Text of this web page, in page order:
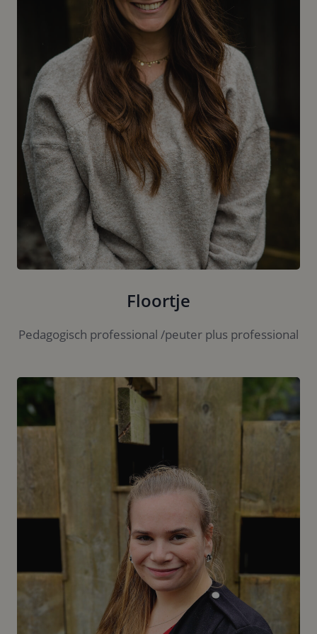
Floortje
Pedagogisch professional /peuter plus professional